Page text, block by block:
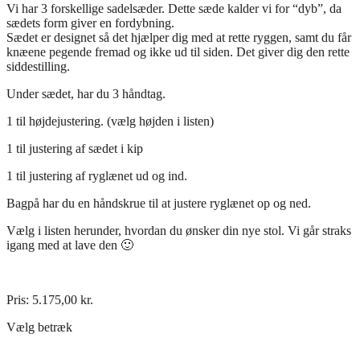
Vi har 3 forskellige sadelsæder. Dette sæde kalder vi for “dyb”, da
sædets form giver en fordybning.
Sædet er designet så det hjælper dig med at rette ryggen, samt du får
knæene pegende fremad og ikke ud til siden. Det giver dig den rette
siddestilling.
Under sædet, har du 3 håndtag.
1 til højdejustering. (vælg højden i listen)
1 til justering af sædet i kip
1 til justering af ryglænet ud og ind.
Bagpå har du en håndskrue til at justere ryglænet op og ned.
Vælg i listen herunder, hvordan du ønsker din nye stol. Vi går straks
igang med at lave den 🙂
Pris: 5.175,00 kr.
Vælg betræk